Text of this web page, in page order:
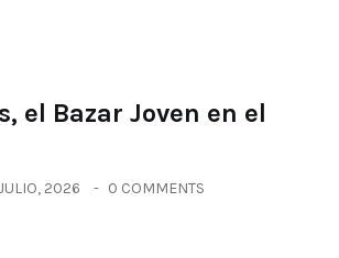
el Bazar Joven en el
2026 0 COMMENTS